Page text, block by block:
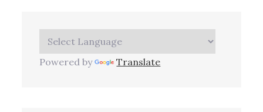
Powered by Translate